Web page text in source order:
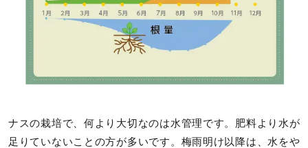
ナスの栽培で、何より大切なのは水管理です。肥料より水が
足りていないことの方が多いです。梅雨明け以降は、水をや